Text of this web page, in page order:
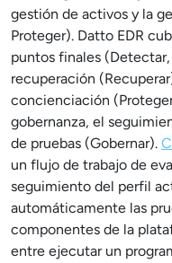
gestión de activos y la
Proteger). Datto EDR
puntos finales
recuperación
concienciación
gobernanza, el
de pruebas (Gobernar).
un flujo de trabajo de
seguimiento del perfil
automáticamente las
componentes de la
entre ejecutar un